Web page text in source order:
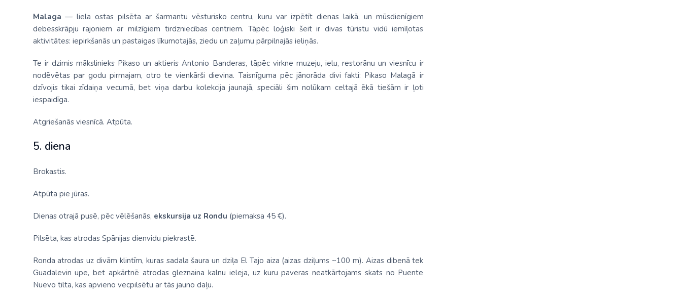
Malaga — liela ostas pilsēta ar šarmantu vēsturisko centru, kuru var izpētīt dienas laikā, un mūsdienīgiem
debesskrāpju rajoniem ar milzīgiem tirdzniecības centriem. Tāpēc loģiski šeit ir divas tūristu vidū iemīļotas
aktivitātes: iepirkšanās un pastaigas līkumotajās, ziedu un zaļumu pārpilnajās ieliņās.
Te ir dzimis mākslinieks Pikaso un aktieris Antonio Banderas, tāpēc virkne muzeju, ielu, restorānu un viesnīcu ir
nodēvētas par godu pirmajam, otro te vienkārši dievina. Taisnīguma pēc jānorāda divi fakti: Pikaso Malagā ir
dzīvojis tikai zīdaiņa vecumā, bet viņa darbu kolekcija jaunajā, speciāli šim nolūkam celtajā ēkā tiešām ir ļoti
iespaidīga.
Atgriešanās viesnīcā. Atpūta.
5. diena
Brokastis.
Atpūta pie jūras.
Dienas otrajā pusē, pēc vēlēšanās, ekskursija uz Rondu (piemaksa 45 €).
Pilsēta, kas atrodas Spānijas dienvidu piekrastē.
Ronda atrodas uz divām klintīm, kuras sadala šaura un dziļa El Tajo aiza (aizas dziļums ~100 m). Aizas dibenā tek
Guadalevin upe, bet apkārtnē atrodas gleznaina kalnu ieleja, uz kuru paveras neatkārtojams skats no Puente
Nuevo tilta, kas apvieno vecpilsētu ar tās jauno daļu.